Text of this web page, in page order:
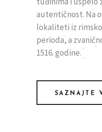
autentičnost. Na
lokaliteti iz
perioda, a
1516. godine.
SAZNAJTE